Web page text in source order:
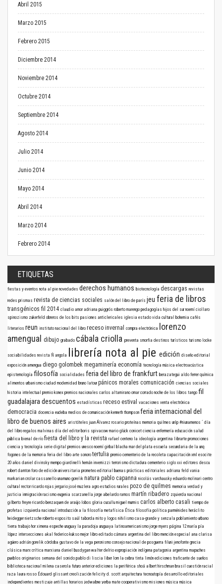
Abril 2015
Marzo 2015
Febrero 2015
Diciembre 2014
Noviembre 2014
Octubre 2014
Septiembre 2014
Agosto 2014
Julio 2014
Junio 2014
Mayo 2014
Abril 2014
Marzo 2014
Febrero 2014
ETIQUETAS
fiestas y eventos nota al pie novedades derechos humanos biotecnología descargas revistas
redes prismas revista de ciencias sociales salón del libro de parís jeu feria de libros
transgénicos fil 2014 claudio amor adriana puiggrós roberto marengo pedagogías hijos del sur noemí ciollaro
spinozismo zukerfeld obreros de los bits pasiones anticlericales iglesia estado vida cultural bohemia cafés
literarios reun instituto nacional del libro receso invernal compra electrónica
lorenzo
amengual
dibujo grabado cábala criolla preventa smorfia destinos turísticos turismo locke
sociabilidades revista Ñ angola librería nota al pie edición diseño editorial
exposición amengua diego golombek megaminería economía tecnología música electroacústica
epistemología filosofía socialidades feria del libro de frankfurt berazategui aldo ferrer química
alimentos urbanismo ciudad modernidad bruno latour pánicos morales comunicación ciencias sociales
historia intelectual premio konex premios nacionales carlos altamirano omar corrado noche de los libros tango fil
guadalajaradescuentos estadísticas receso estival vacaciones venta electrónica
democracia docencia eudeba medios de comunicación kenneth thompson feria internacional del
libro de buenos aires aristóteles juan Álvarez rosario proteínas memoria quilmes unlp #niunamenos ´ día
del libro regalos malvinas día del editor boris spivacow mario glück conicet ciencia enfermería educación salud
pública bienal de río fiesta del libro y la revista rafael centeno la ideología argentina librarte promociones
ciencia y tecnología serie digital premios unesco noemí girbal blacha mar del plata escuela secundaria de la unq
fogones de la memoria feria del libro arte sonoro tertulia premio cementerio de la recoleta capacitación xml esocite
20 años daniel divinsky mempo giardinelli hernán invernizzi terrorismo dictadura cementerio siglo xxi editores descu
robert darnton foro de edición universitaria prometeo editorial buenas prácticas editoriales adriana feld vania
markarian crolar cassanello unamuno gorelik natura pablo capanna nicolás varchausky eduardo molinari centro
cultural rector ricardo rojas jergario josé muzlera agro estudios rurales pozo de quilmes memoria verdad y
justicia inmigración racismo eugenia scarzanella jorge abelardo ramos martín ribadero zquierda nacional
gilberto freyre ricardo benzaquen de araújo lobos gloria cucullu miguel murmis carlos alberto casali tiempo de
profetas izquierda nacional introducción a la filosofía metafísica Ética filosofía política parménides heráclito
heidegger nietzsche roberto esposito saúl taborda mito y logos nihilismo casa-grande y senzala poblamiento urbano
tierra trabajo hor ximena espeche uruguay la paradoja uruguaya latinoamericanismo jorge myers página 12 maría pía
lópez intersecciones akal federico kukso mejor libro editado cámara argentina del libro mención especial ana clarisa
agüero adrián gorelik córdoba gustavo de la vega peronismo consejo nacional de posguerra filuni jenofonte grecia
clásica marx crítica marxiana daniel busdygan walter delrio expropiación indígena patagonia argentina mapuches
pueblos originarios semana del sonido pablo di liscia liber lom la cebra tinta limón ediciones traficante de sueños
biblioteca nacional milena caserola futuro anterior ediciones la periférica shoá albert hirschman brasil cuestión racial
raza laura rosso Édouard glissant creolización felicity d. scott arquitectura tecnoutopía desarrollo editoriales
independientes mestizaje antillas horarios jedwabne yerba mate cooperativismo misiones música música